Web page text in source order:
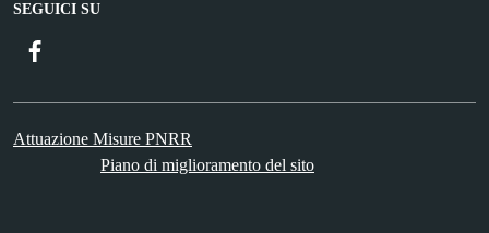
SEGUICI SU
Attuazione Misure PNRR
Piano di miglioramento del sito